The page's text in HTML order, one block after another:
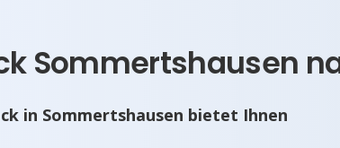
Sommertshausen
in Sommertshausen bietet Ihnen